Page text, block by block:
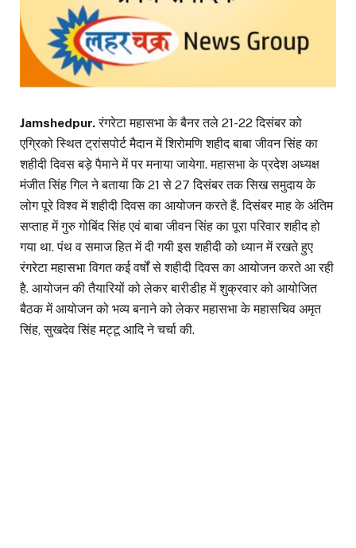
Jamshedpur.रंगरेटा महासभा के बैनर तले 21-22 दिसंबर को
एग्रिको स्थित ट्रांसपोर्ट मैदान में शिरोमणि शहीद बाबा जीवन सिंह का
शहीदी दिवस बड़े पैमाने में पर मनाया जायेगा. महासभा के प्रदेश अध्यक्ष
मंजीत सिंह गिल ने बताया कि 21 से 27 दिसंबर तक सिख समुदाय के
लोग पूरे विश्व में शहीदी दिवस का आयोजन करते हैं. दिसंबर माह के अंतिम
सप्ताह में गुरु गोबिंद सिंह एवं बाबा जीवन सिंह का पूरा परिवार शहीद हो
गया था. पंथ व समाज हित में दी गयी इस शहीदी को ध्यान में रखते हुए
रंगरेटा महासभा विगत कई वर्षों से शहीदी दिवस का आयोजन करते आ रही
है. आयोजन की तैयारियों को लेकर बारीडीह में शुक्रवार को आयोजित
बैठक में आयोजन को भव्य बनाने को लेकर महासभा के महासचिव अमृत
सिंह, सुखदेव सिंह मट्टू आदि ने चर्चा की.